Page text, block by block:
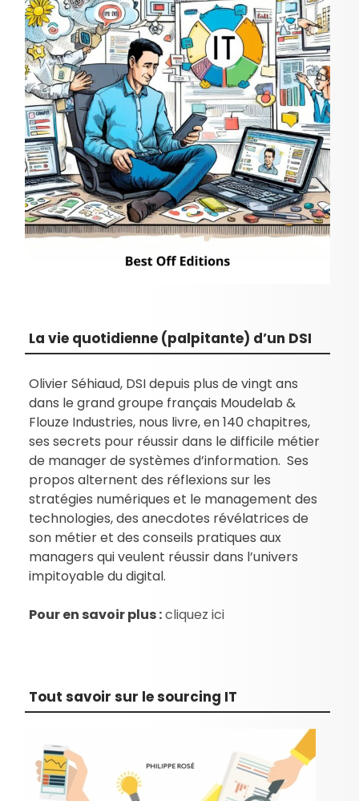
La vie quotidienne (palpitante) d’un DSI
Olivier Séhiaud, DSI depuis plus de vingt ans
dans le grand groupe français Moudelab &
Flouze Industries, nous livre, en 140 chapitres,
ses secrets pour réussir dans le difficile métier
de manager de systèmes d’information. Ses
propos alternent des réflexions sur les
stratégies numériques et le management des
technologies, des anecdotes révélatrices de
son métier et des conseils pratiques aux
managers qui veulent réussir dans l’univers
impitoyable du digital.
Pour en savoir plus :cliquez ici
Tout savoir sur le sourcing IT